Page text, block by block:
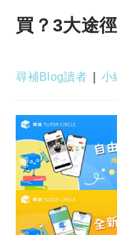
買？3大途
Post
尋補Blog讀者 小